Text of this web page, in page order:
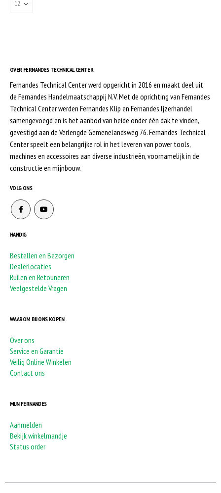
OVER FERNANDES TECHNICAL CENTER
Fernandes Technical Center werd opgericht in 2016 en maakt deel uit
de Fernandes Handelmaatschappij N.V. Met de oprichting van Fernandes
Technical Center werden Fernandes Klip en Fernandes Ijzerhandel
samengevoegd en is het aanbod van beide onder één dak te vinden,
gevestigd aan de Verlengde Gemenelandsweg 76. Fernandes Technical
Center speelt een belangrijke rol in het leveren van power tools,
machines en accessoires aan diverse industrieën, voornamelijk in de
constructie en mijnbouw.
VOLG ONS
HANDIG
Bestellen en Bezorgen
Dealerlocaties
Ruilen en Retouneren
Veelgestelde Vragen
WAAROM BIJ ONS KOPEN
Over ons
Service en Garantie
Veilig Online Winkelen
Contact ons
MIJN FERNANDES
Aanmelden
Bekijk winkelmandje
Status order